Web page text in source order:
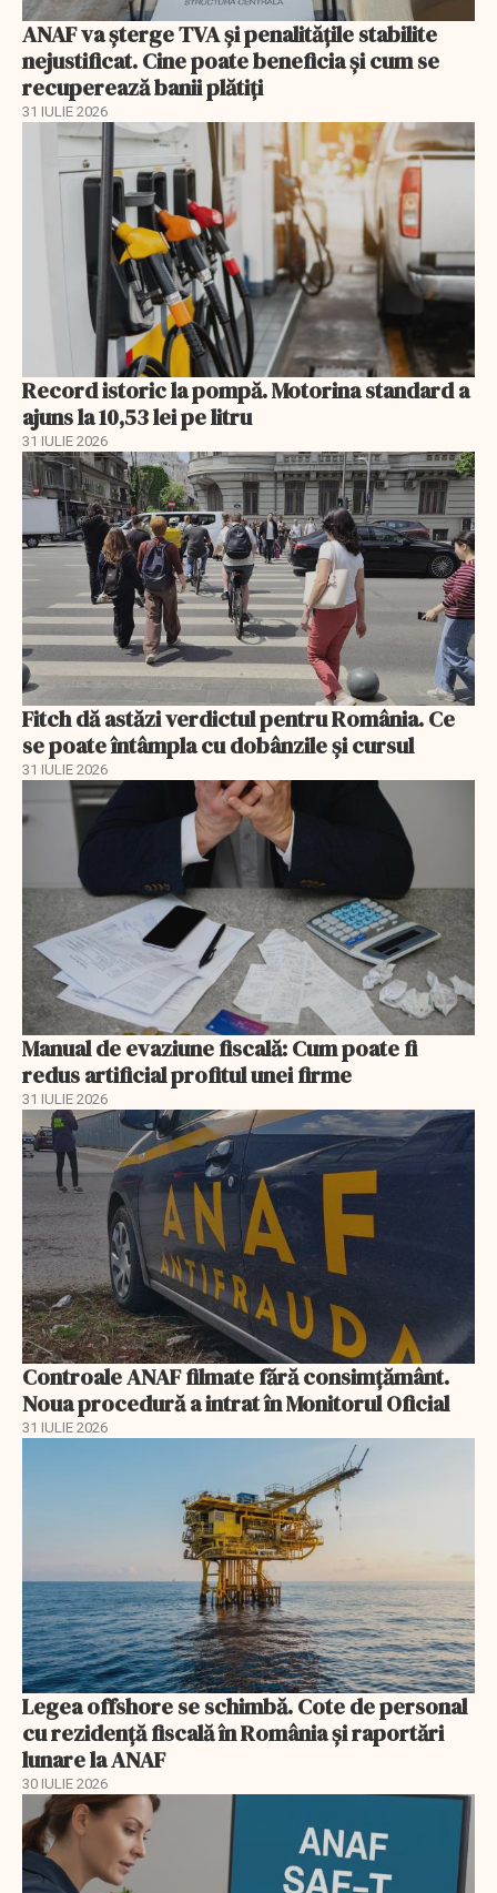
ANAF va șterge TVA și penalitățile stabilite
nejustificat. Cine poate beneficia și cum se
recuperează banii plătiți
31 IULIE 2026
Record istoric la pompă. Motorina standard a
ajuns la 10,53 lei pe litru
31 IULIE 2026
Fitch dă astăzi verdictul pentru România. Ce
se poate întâmpla cu dobânzile și cursul
31 IULIE 2026
Manual de evaziune fiscală: Cum poate fi
redus artificial profitul unei firme
31 IULIE 2026
Controale ANAF filmate fără consimțământ.
Noua procedură a intrat în Monitorul Oficial
31 IULIE 2026
Legea offshore se schimbă. Cote de personal
cu rezidență fiscală în România și raportări
lunare la ANAF
30 IULIE 2026